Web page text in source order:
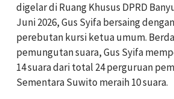
digelar di Ruang Khusus DPRD
Juni 2026, Gus Syifa bersaing
perebutan kursi ketua umum.
pemungutan suara, Gus Syifa
14 suara dari total 24 perguruan
Sementara Suwito meraih 10 suara.